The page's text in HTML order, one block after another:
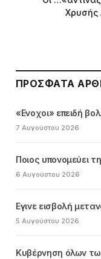
Χρυσής
ΠΡΌΣΦΑΤΑ
«Ενοχοι» επειδή
7 Αυγούστου 2026
Ποιος υπονομεύει
6 Αυγούστου 2026
Εγινε εισβολή
5 Αυγούστου 2026
Κυβέρνηση όλων